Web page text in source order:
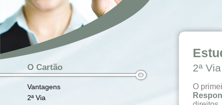
O Cartão
Vantagens
2ª Via
2ª Via
O